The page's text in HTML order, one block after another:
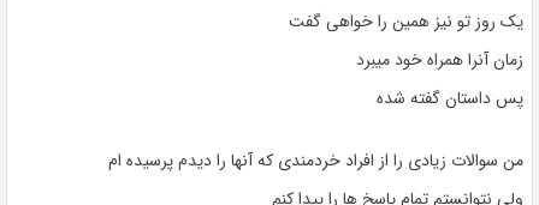
یک روز تو نیز همین را خواهی گفت
زمان آنرا همراه خود میبرد
پس داستان گفته شده
من سوالات زیادی را از افراد خردمندی که آنها را دیدم پرسیده ام
ولی نتوانستم تمام پاسخ ها را پیدا کنم